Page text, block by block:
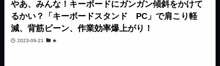
やあ、みんな！キーボードにガンガン傾斜をかけて
るかい？「キーボードスタンド PC」で肩こり軽
減、背筋ピーン、作業効率爆上がり！
2023-09-21 ★